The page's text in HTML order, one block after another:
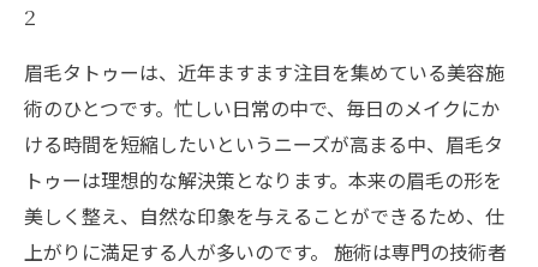
2
眉毛タトゥーは、近年ますます注目を集めている美容施
術のひとつです。忙しい日常の中で、毎日のメイクにか
ける時間を短縮したいというニーズが高まる中、眉毛タ
トゥーは理想的な解決策となります。本来の眉毛の形を
美しく整え、自然な印象を与えることができるため、仕
上がりに満足する人が多いのです。 施術は専門の技術者